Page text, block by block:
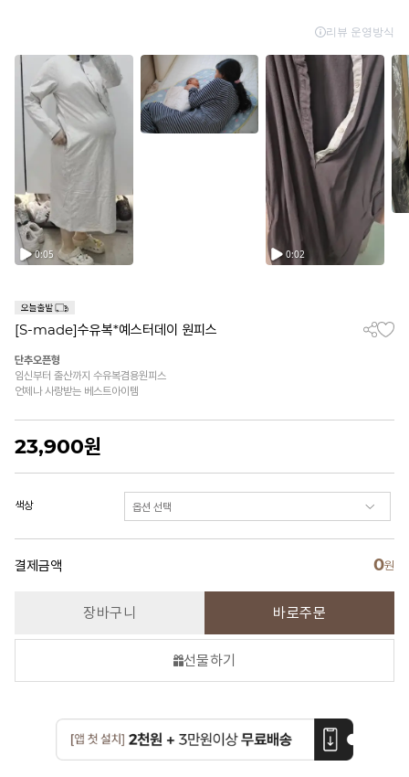
[S-made]수유복*예스터데이 원피스
단추오픈형
임신부터 출산까지 수유복겸용원피스
언제나 사랑받는 베스트아이템
23,900원
색상
결제금액 0원
장바구니 바로주문
선물하기